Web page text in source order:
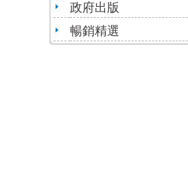
政府出版
暢銷精選